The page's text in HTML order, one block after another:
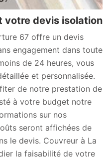
votre devis isolation
67 offre un devis
engagement dans toute
de 24 heures, vous
et personnalisée.
de notre prestation de
à votre budget notre
sur nos
seront affichées de
le devis. Couvreur à La
la faisabilité de votre